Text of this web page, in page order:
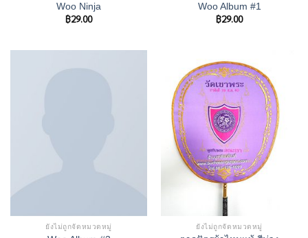
Woo Ninja
฿29.00
Woo Album #1
฿29.00
ยังไม่ถูกจัดหมวดหมู่ ยังไม่ถูกจัดหมวดหมู่